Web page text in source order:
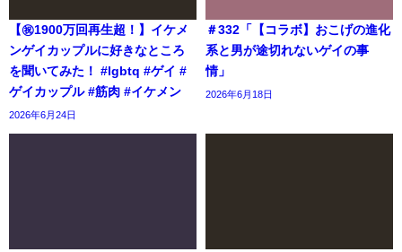
【㊗️1900万回再生超！】イケメ
ンゲイカップルに好きなところ
を聞いてみた！ #lgbtq #ゲイ #
ゲイカップル #筋肉 #イケメン
2026年6月24日
＃332「【コラボ】おこげの進化
系と男が途切れないゲイの事
情」
2026年6月18日